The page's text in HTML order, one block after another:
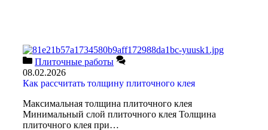
Плиточные работы
08.02.2026
Как рассчитать толщину плиточного клея
Максимальная толщина плиточного клея
Минимальный слой плиточного клея Толщина
плиточного клея при…